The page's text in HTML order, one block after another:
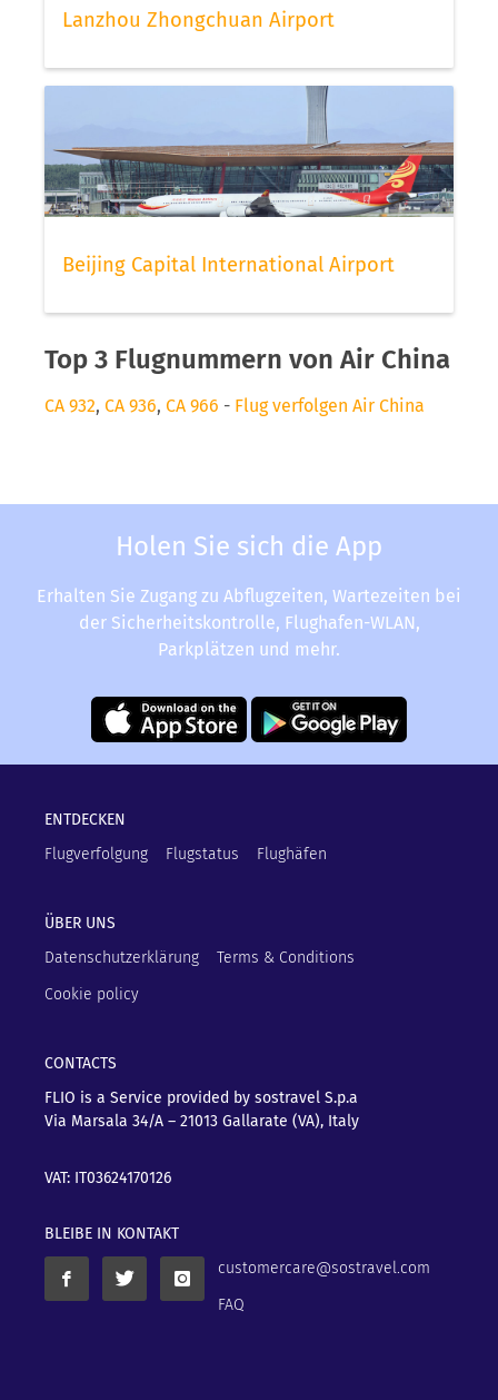
Lanzhou Zhongchuan Airport
Beijing Capital International Airport
Top 3 Flugnummern von Air China
CA 932, CA 936, CA 966 - Flug verfolgen Air China
Holen Sie sich die App
Erhalten Sie Zugang zu Abflugzeiten, Wartezeiten bei
der Sicherheitskontrolle, Flughafen-WLAN,
Parkplätzen und mehr.
ENTDECKEN
Flugverfolgung
Flugstatus Flughäfen
ÜBER UNS
Datenschutzerklärung
Terms & Conditions
Cookie policy
CONTACTS
FLIO is a Service provided by sostravel S.p.a
Via Marsala 34/A – 21013 Gallarate (VA), Italy
VAT: IT03624170126
BLEIBE IN KONTAKT
customercare@sostravel.com
FAQ